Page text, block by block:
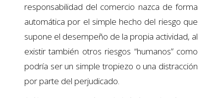
responsabilidad del comercio nazca de forma
automática por el simple hecho del riesgo que
supone el desempeño de la propia actividad, al
existir también otros riesgos “humanos” como
podría ser un simple tropiezo o una distracción
por parte del perjudicado.